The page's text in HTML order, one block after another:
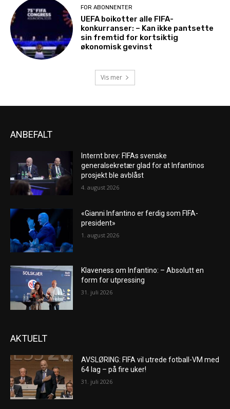
FOR ABONNENTER
UEFA boikotter alle FIFA-
konkurranser: – Kan ikke pantsette
sin fremtid for kortsiktig
økonomisk gevinst
Vis mer
ANBEFALT
Internt brev: FIFAs svenske
generalsekretær glad for at Infantinos
prosjekt ble avblåst
4. august 2026
«Gianni Infantino er ferdig som FIFA-
president»
1. august 2026
Klaveness om Infantino: – Absolutt en
form for utpressing
31. juli 2026
AKTUELT
AVSLØRING: FIFA vil utrede fotball-VM med
64 lag – på fire uker!
31. juli 2026